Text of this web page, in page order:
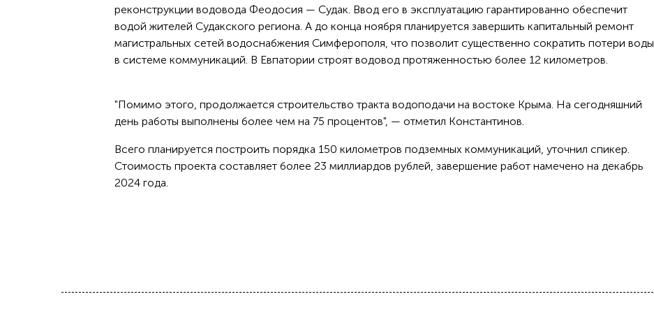
реконструкции водовода Феодосия — Судак. Ввод его в эксплуатацию гарантированно обеспечит
водой жителей Судакского региона. А до конца ноября планируется завершить капитальный ремонт
магистральных сетей водоснабжения Симферополя, что позволит существенно сократить потери воды
в системе коммуникаций. В Евпатории строят водовод протяженностью более 12 километров.
"Помимо этого, продолжается строительство тракта водоподачи на востоке Крыма. На сегодняшний
день работы выполнены более чем на 75 процентов", — отметил Константинов.
Всего планируется построить порядка 150 километров подземных коммуникаций, уточнил спикер.
Стоимость проекта составляет более 23 миллиардов рублей, завершение работ намечено на декабрь
2024 года.